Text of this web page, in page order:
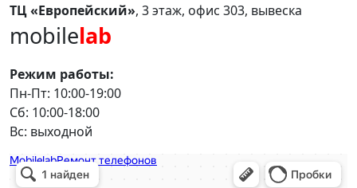
ТЦ «Европейский», 3 этаж, офис 303, вывеска
mobilelab
Режим работы:
Пн-Пт: 10:00-19:00
Сб: 10:00-18:00
Вс: выходной